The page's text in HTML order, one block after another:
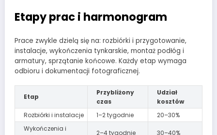
Etapy prac i harmonogram
Prace zwykle dzielą się na: rozbiórki i przygotowanie,
instalacje, wykończenia tynkarskie, montaż podłóg i
armatury, sprzątanie końcowe. Każdy etap wymaga
odbioru i dokumentacji fotograficznej.
Etap
Przybliżony
czas
Udział
kosztów
Rozbiórki i instalacje
1–2 tygodnie
20–30%
Wykończenia i
2–4 tygodnie 30–40%